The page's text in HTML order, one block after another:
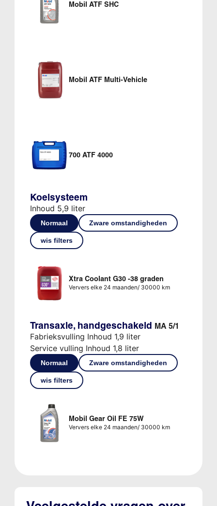
Mobil ATF SHC
Mobil ATF Multi-Vehicle
700 ATF 4000
Koelsysteem
Inhoud 5,9 liter
Normaal Zware omstandigheden
wis filters
Xtra Coolant G30 -38 graden
Ververs elke 24 maanden/ 30000 km
Transaxle, handgeschakeld MA 5/1
Fabrieksvulling Inhoud 1,9 liter
Service vulling Inhoud 1,8 liter
Normaal Zware omstandigheden
wis filters
Mobil Gear Oil FE 75W
Ververs elke 24 maanden/ 30000 km